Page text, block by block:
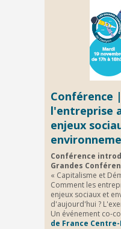
Conférence
l'entreprise
enjeux
Conférence
Grandes
« Capitalisme et
Comment les
enjeux sociaux et
d'aujourd'hui ?
Un événement co-
de France